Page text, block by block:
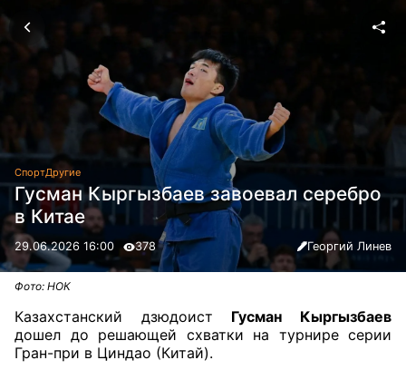
СпортДругие
Гусман Кыргызбаев завоевал серебро
в Китае
29.06.2026 16:00 378 Георгий Линев
Фото: НОК
Казахстанский дзюдоист Гусман Кыргызбаев
дошел до решающей схватки на турнире серии
Гран-при в Циндао (Китай).